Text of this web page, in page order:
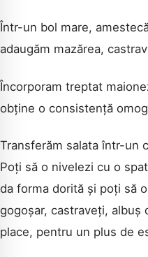
Într-un bol mare,
adaugăm mazărea,
Încorporam treptat
obține o consistență
Transferăm salata într-un
Poți să o nivelezi cu o
da forma dorită și poți să
gogoșar, castraveți, albuș
place, pentru un plus de